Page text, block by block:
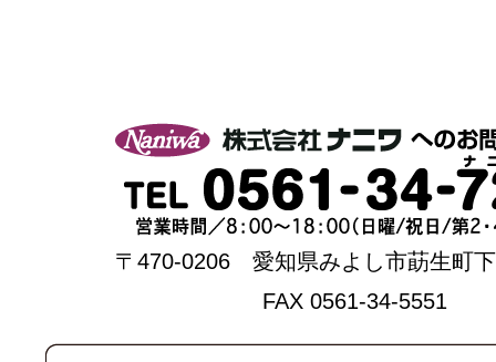
〒470-0206 愛知県みよし市莇生町
FAX 0561-34-5551